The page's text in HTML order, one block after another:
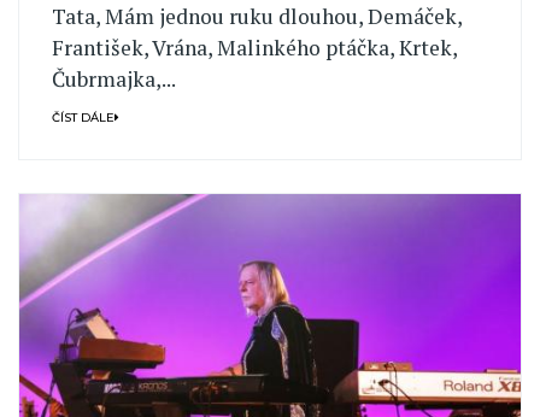
Tata, Mám jednou ruku dlouhou, Demáček,
František, Vrána, Malinkého ptáčka, Krtek,
Čubrmajka,...
ČÍST DÁLE